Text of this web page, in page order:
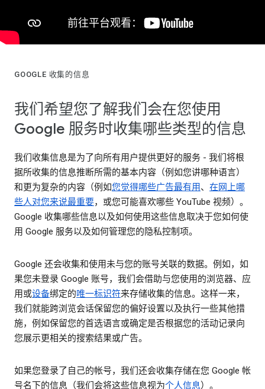
GOOGLE 收集的信息
我们希望您了解我们会在您使用
Google 服务时收集哪些类型的信息
我们收集信息是为了向所有用户提供更好的服务 - 我们将根
据所收集的信息推断所需的基本内容（例如您讲哪种语言）
和更为复杂的内容（例如您觉得哪些广告最有用、 在网上哪
些人对您来说最重要，或您可能喜欢哪些 YouTube 视频）。
Google 收集哪些信息以及如何使用这些信息取决于您如何使
用 Google 服务以及如何管理您的隐私控制项。
Google 还会收集和使用未与您的账号关联的数据。例如，如
果您未登录 Google 账号，我们会借助与您使用的浏览器、应
用或设备绑定的唯一标识符来存储收集的信息。这样一来，
我们就能跨浏览会话保留您的偏好设置以及执行一些其他措
施，例如保留您的首选语言或确定是否根据您的活动记录向
您展示更相关的搜索结果或广告。
如果您登录了自己的帐号，我们还会收集存储在您 Google 帐
号名下的信息（我们会将这些信息视为个人信息）。